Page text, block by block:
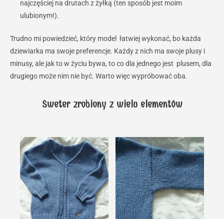
najczęściej na drutach z żyłką (ten sposób jest moim
ulubionym!).
Trudno mi powiedzieć, który model łatwiej wykonać, bo każda
dziewiarka ma swoje preferencje. Każdy z nich ma swoje plusy i
minusy, ale jak to w życiu bywa, to co dla jednego jest plusem, dla
drugiego może nim nie być. Warto więc wypróbować oba.
Sweter zrobiony z wielu elementów